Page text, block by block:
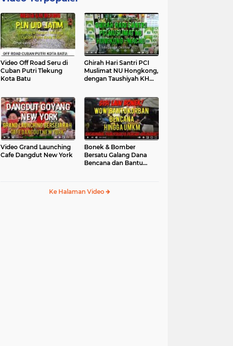
Video Off Road Seru di
Cuban Putri Tlekung
Kota Batu
Ghirah Hari Santri PCI
Muslimat NU Hongkong,
dengan Taushiyah KH
Video Grand Launching
Cafe Dangdut New York
Bonek & Bomber
Bersatu Galang Dana
Bencana dan Bantu
Ke Halaman Video